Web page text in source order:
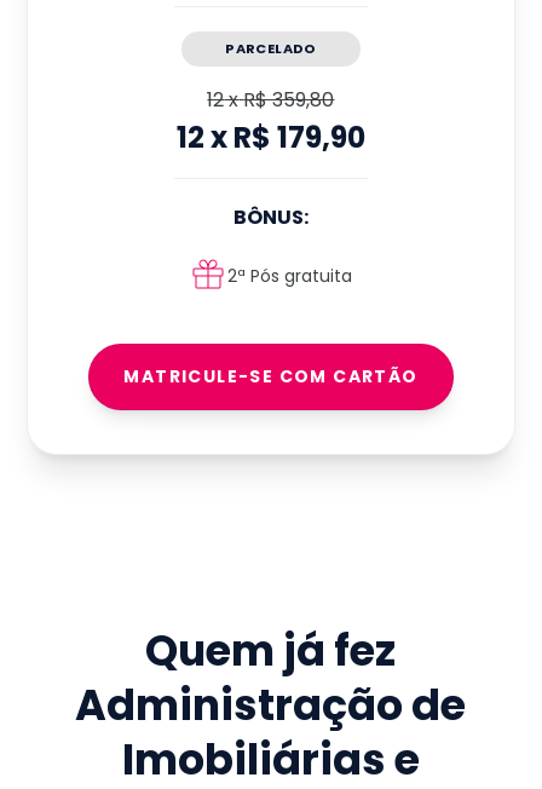
PARCELADO
12xR$ 359,80
12xR$ 179,90
BÔNUS:
2ª Pós gratuita
MATRICULE-SE COM CARTÃO
Quem já fez
Administração de
Imobiliárias e